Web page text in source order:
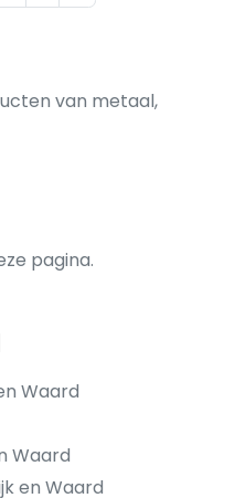
van metaal,
pagina.
Waard
Waard
en Waard